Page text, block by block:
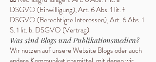
DSGVO (Einwilligung), Art. 6 Abs. 1 lit. f
DSGVO (Berechtigte Interessen), Art. 6 Abs. 1
S. 1 lit. b. DSGVO (Vertrag)
Was sind Blogs und Publikationsmedien?
Wir nutzen auf unsere Website Blogs oder auch